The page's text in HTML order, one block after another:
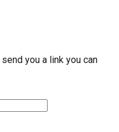
you a link you can